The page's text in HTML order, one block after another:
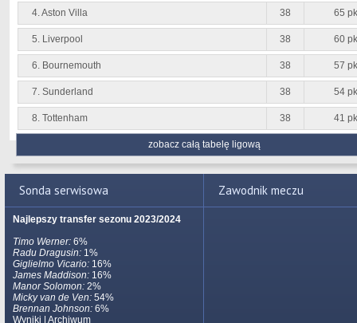
4. Aston Villa 38 65
5. Liverpool 38 60
6. Bournemouth 38 57
7. Sunderland 38 54
8. Tottenham 38 41
zobacz całą tabelę ligową
Sonda serwisowa
Najlepszy transfer sezonu 2023/2024
Timo Werner: 6%
Radu Dragusin: 1%
Giglielmo Vicario: 16%
James Maddison: 16%
Manor Solomon: 2%
Micky van de Ven: 54%
Brennan Johnson: 6%
Wyniki
Archiwum
Zawodnik meczu